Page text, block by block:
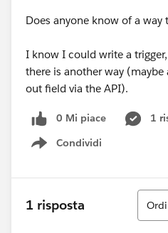
Does anyone know of a
I know I could write a
there is another way
out field via the API).
0 Mi piace
1
Condividi
Show menu
1 risposta
Ordina